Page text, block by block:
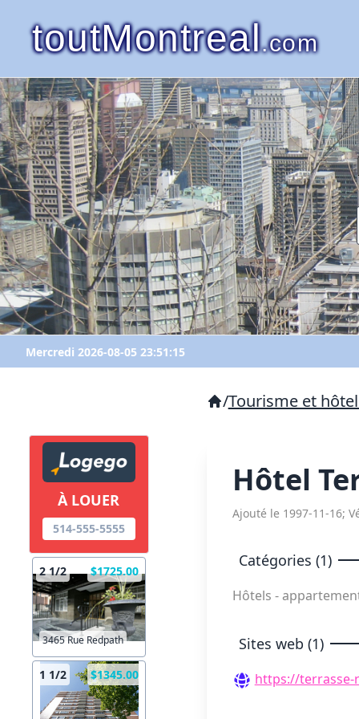
toutMontreal.com
Mercredi 2026-08-05 23:51:15
À LOUER
514-555-5555
2 1/2 $1725.00
3465 Rue Redpath
1 1/2 $1345.00
/Tourisme et
Hôtel
Ajouté le 1997-11-16;
Catégories (1)
Hôtels -
Sites web (1)
https://terrasse-